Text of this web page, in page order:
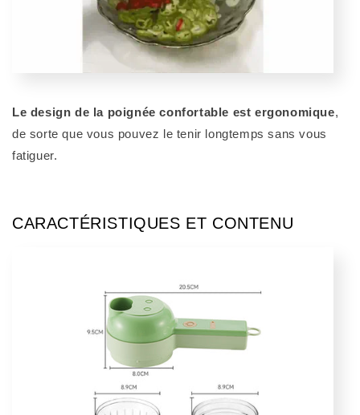
Le design de la poignée confortable est ergonomique,
de sorte que vous pouvez le tenir longtemps sans vous
fatiguer.
CARACTÉRISTIQUES ET CONTENU